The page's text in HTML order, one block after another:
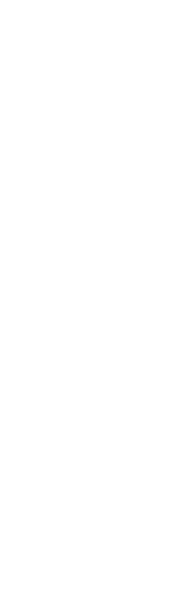
to each other
write it's
old) and